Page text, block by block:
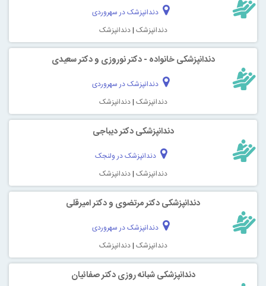
دندانپزشک در سهروردی
دندانپزشک |دندانپزشک
دندانپزشکی خانواده - دکتر نوروزی و دکتر سعیدی
دندانپزشک در سهروردی
دندانپزشک |دندانپزشک
دندانپزشکی دکتر دیباجی
دندانپزشک در ولنجک
دندانپزشک |دندانپزشک
دندانپزشکی دکتر مرتضوی و دکتر امیرقلی
دندانپزشک در سهروردی
دندانپزشک |دندانپزشک
دندانپزشکی شبانه روزی دکتر صفائیان